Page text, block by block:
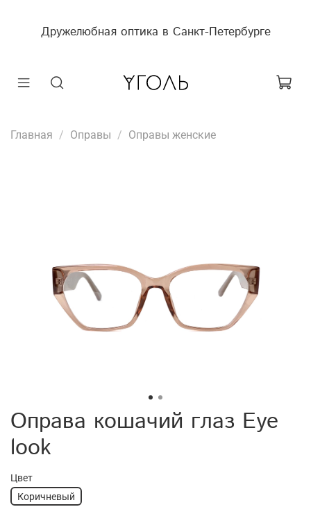
Дружелюбная оптика в Санкт-Петербурге
Главная Оправы Оправы женские
Оправа кошачий глаз Eye
look
Цвет
Коричневый